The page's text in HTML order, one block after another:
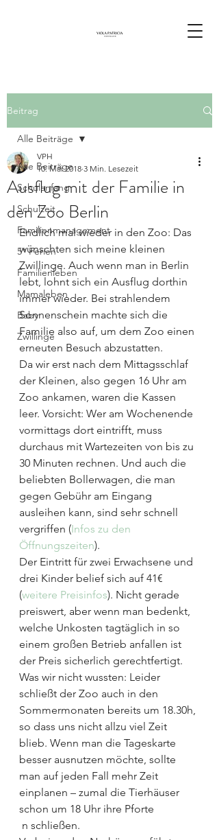
Beitrag
Alle Beiträge
Schulanfang
Schulzeit
Familienmanagement
5* Ferien
Familienleben
Mamaleben
Baby
Zwillinge
Alle Beiträge
Ausflug mit der Familie in
den Zoo Berlin
VPH
10. Mai 2018 3 Min. Lesezeit
Endlich mal wieder in den Zoo: Das
wünschten sich meine kleinen
Zwillinge. Auch wenn man in Berlin
lebt, lohnt sich ein Ausflug dorthin
immer wieder. Bei strahlendem
Sonnenschein machte sich die
Familie also auf, um dem Zoo einen
erneuten Besuch abzustatten.
Da wir erst nach dem Mittagsschlaf
der Kleinen, also gegen 16 Uhr am
Zoo ankamen, waren die Kassen
leer. Vorsicht: Wer am Wochenende
vormittags dort eintrifft, muss
durchaus mit Wartezeiten von bis zu
30 Minuten rechnen. Und auch die
beliebten Bollerwagen, die man
gegen Gebühr am Eingang
ausleihen kann, sind sehr schnell
vergriffen (Infos zu den
Öffnungszeiten).
Der Eintritt für zwei Erwachsene und
drei Kinder belief sich auf 41€
(weitere Preisinfos). Nicht gerade
preiswert, aber wenn man bedenkt,
welche Unkosten tagtäglich in so
einem großen Betrieb anfallen ist
der Preis sicherlich gerechtfertigt.
Was wir nicht wussten: Leider
schließt der Zoo auch in den
Sommermonaten bereits um 18.30h,
so dass uns nicht allzu viel Zeit
blieb. Wenn man die Tageskarte
besser ausnutzen möchte, sollte
man auf jeden Fall mehr Zeit
einplanen – zumal die Tierhäuser
schon um 18 Uhr ihre Pforte
n schließen.